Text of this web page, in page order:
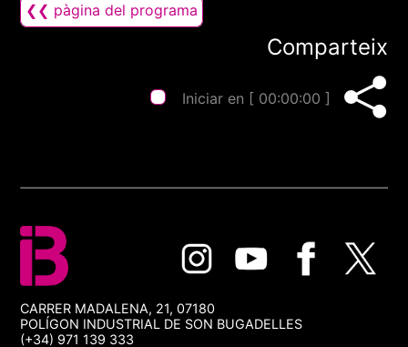
❮❮ pàgina del programa
Comparteix
Iniciar en [ 00:00:00 ]
CARRER MADALENA, 21, 07180
POLÍGON INDUSTRIAL DE SON BUGADELLES
(+34) 971 139 333